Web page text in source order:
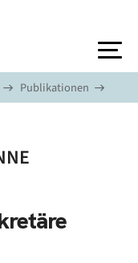
Publikationen